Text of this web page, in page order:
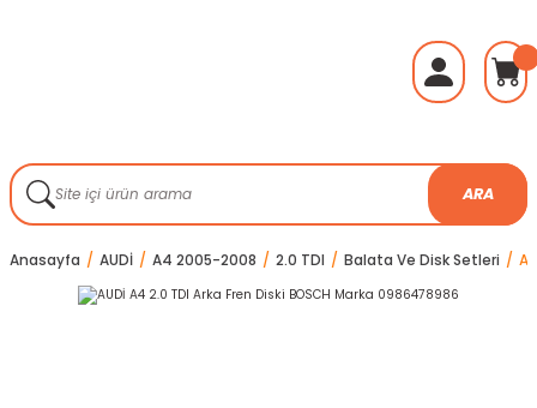
ARA
Anasayfa AUDİ A4 2005-2008 2.0 TDI Balata Ve Disk Setleri